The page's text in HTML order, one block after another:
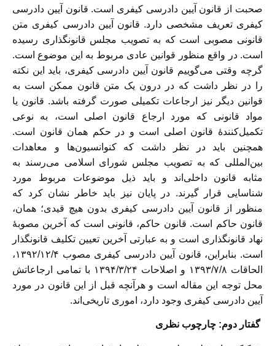
صحبت از قانون آیین دادرسی کیفری است. قانون آیین دادرسی
کیفری تعریف مشخصی دارد. قانون آیین دادرسی کیفری متن
قانونی مصوبی است که به تصویب مجلس قانونگذاری رسیده
است. در واقع منظور قوانین عادی مربوط به این موضوع است.
گرچه وقتی می‌گوییم قانون آیین دادرسی کیفری، باید این نکته
را در نظر داشت که در درون یک متن قانون ممکن است به
قوانین دیگر نیز ارجاعات تکمیلی صورت گرفته باشد. قانون یا
مواد قانونی که مورد ارجاع قانون اصلی است، به نوعی
تکمیل‌کنندۀ قانون اصلی است و در حکم همان قانون است.
همچنین باید در نظر داشت که کنوانسیون‌ها و معاهدات
بین‌المللی که به تصویب مجلس شورای اسلامی می‌رسند به
مثابه قانون داخلی‌اند و باید ذیل موضوعات مربوط مورد
شناسایی قرار گیرند. در پایان نیز باید خاطر نشان کرد که
منظور از قانون آیین دادرسی کیفری بدون هیچ قیدی؛ همان،
قانون حاکم است. قانون حاکم، قانونی است که آخرین مصوبۀ
نهاد قانونگذاری است و به عبارتی آخرین تعیین تکلیف قانونگذار
است. بنابراین، قانون آیین دادرسی کیفری مصوب ۱۳۹۲/۱۲/۴،
الحاقات ۱۳۹۳/۷/۸ و اصلاحات ۱۳۹۴/۳/۲۴ با تمامی ارجاعاتش
محل توجه این مقاله است و هرآنچه قبل از این قانون در مورد
آیین دادرسی کیفری وجود دارد، اموری تاریخی‌اند.
گفتار دوم: چارچوب نظری